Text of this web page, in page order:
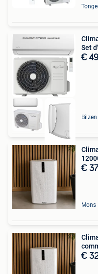
Climatisation
Set
€
Bilzen
€
Mons
€